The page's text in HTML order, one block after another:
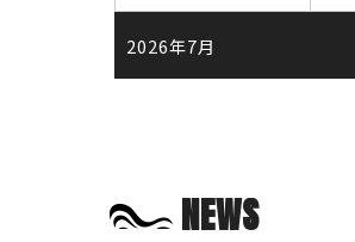
2026年7月
NEWS